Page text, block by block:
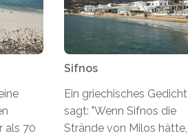
als 70
Sifnos
Ein griechisches Gedicht
sagt: "Wenn Sifnos die
Strände von Milos hätte,